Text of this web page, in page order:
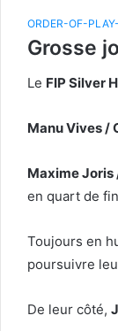
ORDER-OF-
Grosse
Le FIP Silver
Manu Vives /
Maxime Joris
en quart de
Toujours en
poursuivre
De leur côté,